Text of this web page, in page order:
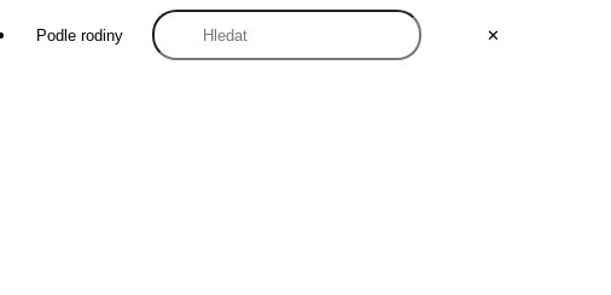
✕
Podle rodiny